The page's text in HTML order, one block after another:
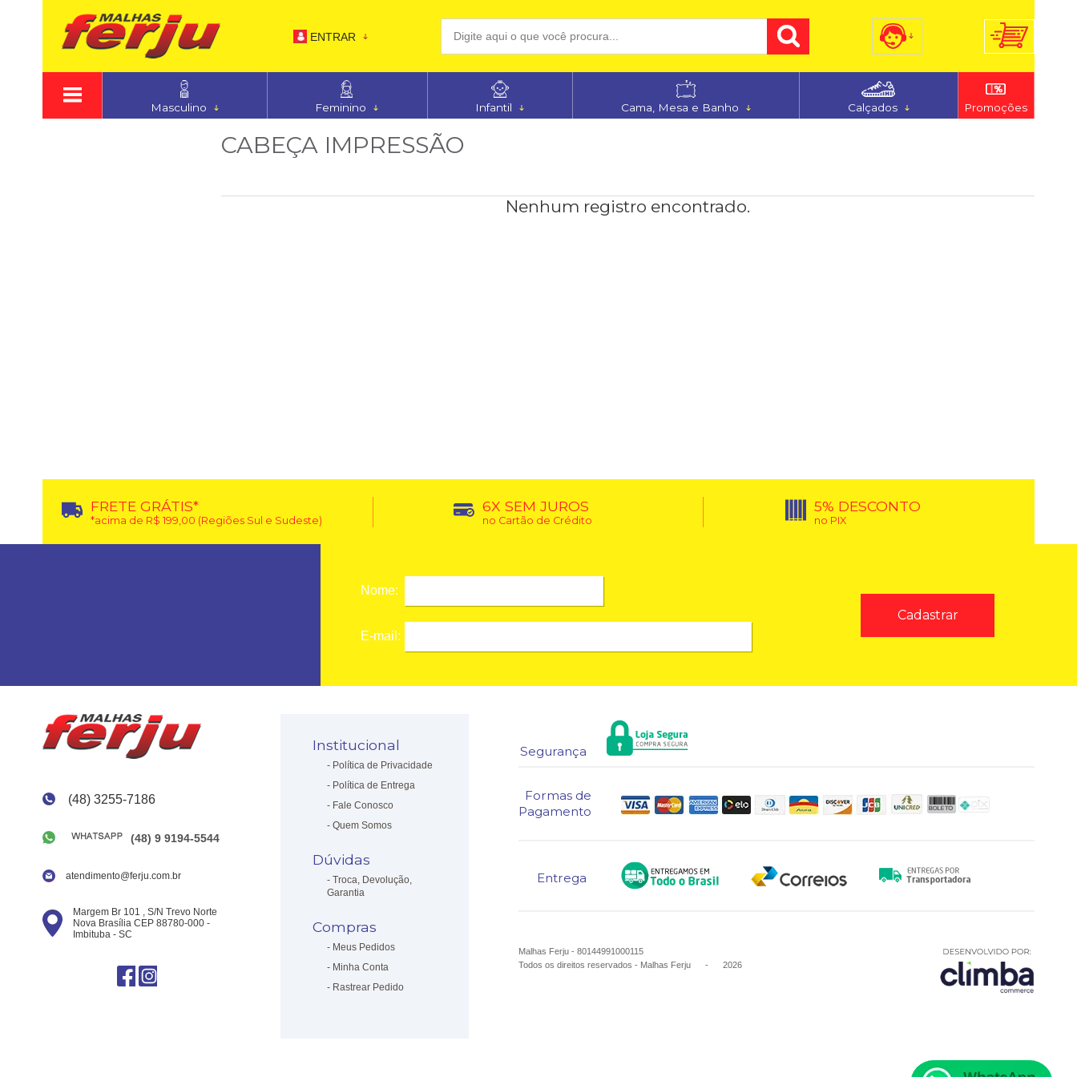
ENTRAR
(48) 3255-7186
Masculino Feminino Infantil Cama, Mesa e Banho Calçados Promoções
CABEÇA IMPRESSÃO
Nenhum registro encontrado.
FRETE GRÁTIS*
*acima de R$ 199,00 (Regiões Sul e Sudeste)
6X SEM JUROS
no Cartão de Crédito
5% DESCONTO
no PIX
Nome:
E-mail:
(48) 3255-7186
(48) 9 9194-5544
atendimento@ferju.com.br
Margem Br 101 , S/N Trevo Norte
Nova Brasília CEP 88780-000 -
Imbituba - SC
Institucional
Política de Privacidade
Política de Entrega
Fale Conosco
Quem Somos
Dúvidas
Troca, Devolução,
Garantia
Compras
Meus Pedidos
Minha Conta
Rastrear Pedido
Segurança
Formas de
Pagamento
Entrega
Malhas Ferju - 80144991000115
Todos os direitos reservados- Malhas Ferju - 2026